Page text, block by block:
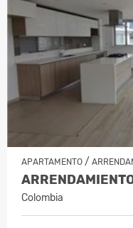
APARTAMENTO /
Colombia